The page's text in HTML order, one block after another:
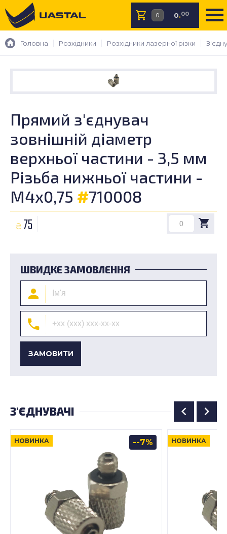
0.00
Головна Розхідники Розхідники лазерної різки
Прямий з'єднувач
зовнішній діаметр
верхньої частини - 3,5 мм
Різьба нижньої частини -
М4х0,75 #710008
₴ 75
ШВИДКЕ ЗАМОВЛЕННЯ
ЗАМОВИТИ
З'ЄДНУВАЧІ
НОВИНКА -7% НОВИНКА